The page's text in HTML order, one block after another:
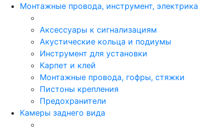
Монтажные провода, инструмент, электрика
Аксессуары к сигнализациям
Акустические кольца и подиумы
Инструмент для установки
Карпет и клей
Монтажные провода, гофры, стяжки
Пистоны крепления
Предохранители
Камеры заднего вида